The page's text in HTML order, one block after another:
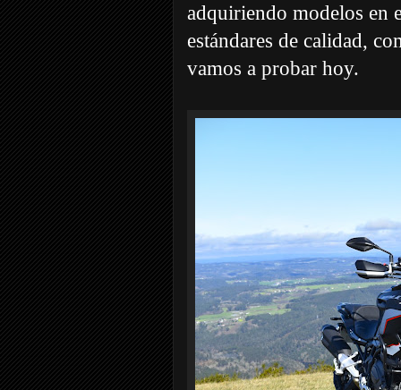
adquiriendo modelos en
estándares de calidad,
vamos a probar hoy.